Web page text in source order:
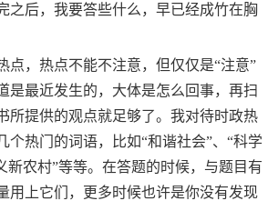
之后，我要答些什么，早已经成竹在胸
点，热点不能不注意，但仅仅是“注意”
是最近发生的，大体是怎么回事，再扫
所提供的观点就足够了。我对待时政热
个热门的词语，比如“和谐社会”、“科学
新农村”等等。在答题的时候，与题目有
用上它们，更多时候也许是你没有发现